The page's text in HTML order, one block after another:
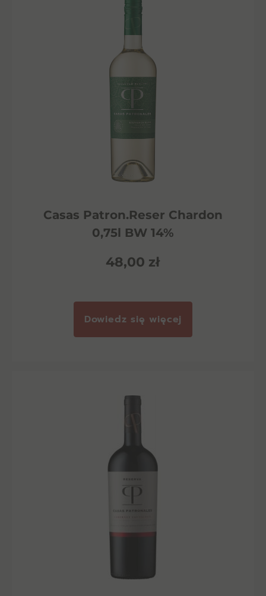
Casas Patron.Reser Chardon
0,75l BW 14%
48,00 zł
Dowiedz się więcej